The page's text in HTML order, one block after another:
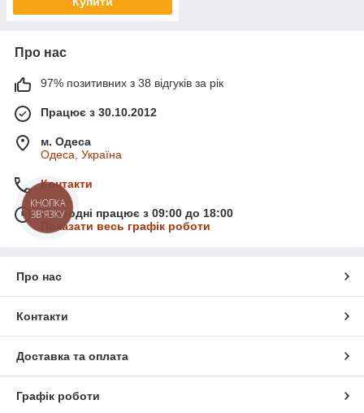
Про нас
97% позитивних з 38 відгуків за рік
Працює з 30.10.2012
м. Одеса
Одеса, Україна
Контакти
Сьогодні працює з 09:00 до 18:00
Показати весь графік роботи
Про нас
Контакти
Доставка та оплата
Графік роботи
КНОПКА
ЗВ'ЯЗКУ